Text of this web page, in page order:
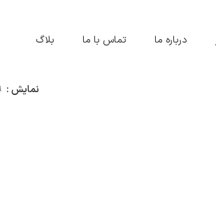
درباره ما تماس با ما بلاگ
نمایش